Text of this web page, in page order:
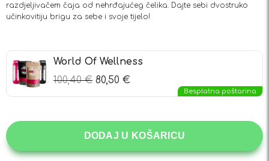
razdjeljivačem čaja od nehrđajućeg čelika. Dajte sebi dvostruko
učinkovitiju brigu za sebe i svoje tijelo!
World Of Wellness
100,40€ 80,50 €
Besplatna poštarina
DODAJ U KOŠARICU